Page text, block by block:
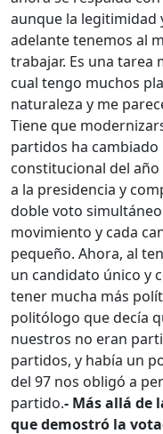
aunque la legitimidad
adelante tenemos al
trabajar. Es una tarea
cual tengo muchos
naturaleza y me
Tiene que
partidos ha
constitucional del
a la presidencia y
doble voto simultáneo
movimiento y cada
pequeño. Ahora, al
un candidato único y
tener mucha más
politólogo que decía
nuestros no eran
partidos, y había un
del 97 nos obligó a
partido.- Más allá de
que demostró la